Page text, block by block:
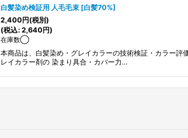
白髪染め検証用 人毛毛束 [白髪70%]
2,400円(税別)
(税込:2,640円)
在庫数◯
本商品は、白髪染め・グレイカラーの技術検証・カラー
レイカラー剤の 染まり具合・カバー力…